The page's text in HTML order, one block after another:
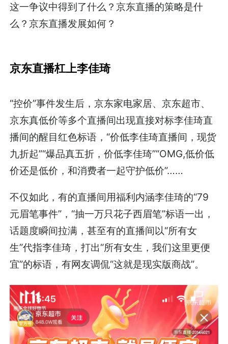
这一争议中得到了什么？京东直播的策略是什
么？京东直播发展如何？
京东直播杠上李佳琦
“控价”事件发生后，京东家电家居、京东超市、
京东真低价等多个直播间出现直接对标李佳琦直
播间的醒目红色标语，“价低李佳琦直播间，现货
九折起”“爆品真五折，价低李佳琦”“OMG,低价低
价还是低价，和消费者一起守护低价”……
不仅如此，有的直播间用福利内涵李佳琦的“79
元眉笔事件”，“抽一万只花子西眉笔”标语一出，
话题度瞬间拉满，甚至有的直播间以“所有女
生”代指李佳琦，打出“所有女生，我们这里更便
宜”的标语，有网友调侃“这就是现实版商战”。